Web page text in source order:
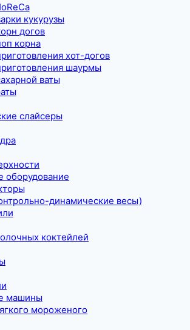
кукурузы
догов
корна
хот-догов
шаурмы
ваты
слайсеры
оборудование
динамические весы)
коктейлей
машины
мороженого